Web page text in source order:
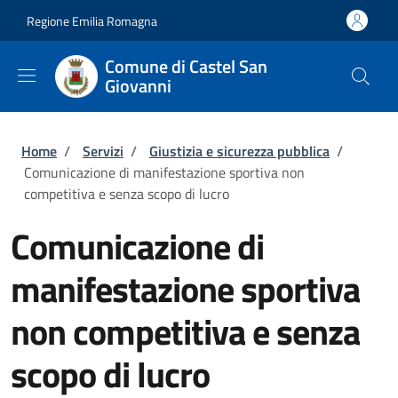
Regione Emilia Romagna
Comune di Castel San
Giovanni
Briciole di pane
Home / Servizi / Giustizia e sicurezza pubblica /
Comunicazione di manifestazione sportiva non
competitiva e senza scopo di lucro
Comunicazione di
manifestazione sportiva
non competitiva e senza
scopo di lucro